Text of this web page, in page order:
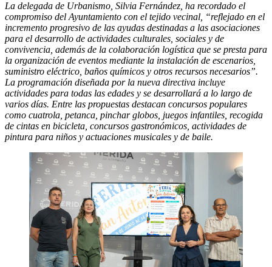
La delegada de Urbanismo, Silvia Fernández, ha recordado el
compromiso del Ayuntamiento con el tejido vecinal, “reflejado en el
incremento progresivo de las ayudas destinadas a las asociaciones
para el desarrollo de actividades culturales, sociales y de
convivencia, además de la colaboración logística que se presta para
la organización de eventos mediante la instalación de escenarios,
suministro eléctrico, baños químicos y otros recursos necesarios”.
La programación diseñada por la nueva directiva incluye
actividades para todas las edades y se desarrollará a lo largo de
varios días. Entre las propuestas destacan concursos populares
como cuatrola, petanca, pinchar globos, juegos infantiles, recogida
de cintas en bicicleta, concursos gastronómicos, actividades de
pintura para niños y actuaciones musicales y de baile.